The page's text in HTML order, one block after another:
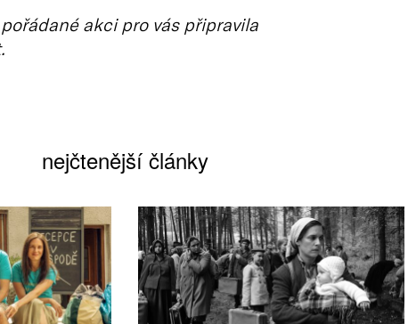
akci pro vás připravila
nejčtenější články